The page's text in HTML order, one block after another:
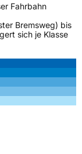
Fahrbahn
Bremsweg) bis
sich je Klasse